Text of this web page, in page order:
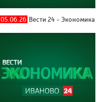
05.06.26 Вести 24 - Экономика